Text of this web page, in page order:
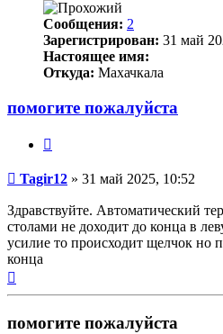
Сообщения: 2
Зарегистрирован: 31 май
Настоящее имя:
Откуда: Махачкала
помогите пожалуйста
Непрочитанное
сообщение
Tagir12 » 31 май 2025, 10:52
Здравствуйте. Автоматический
столами не доходит до конца в
усилие то происходит щелчок но
конца
помогите пожалуйста